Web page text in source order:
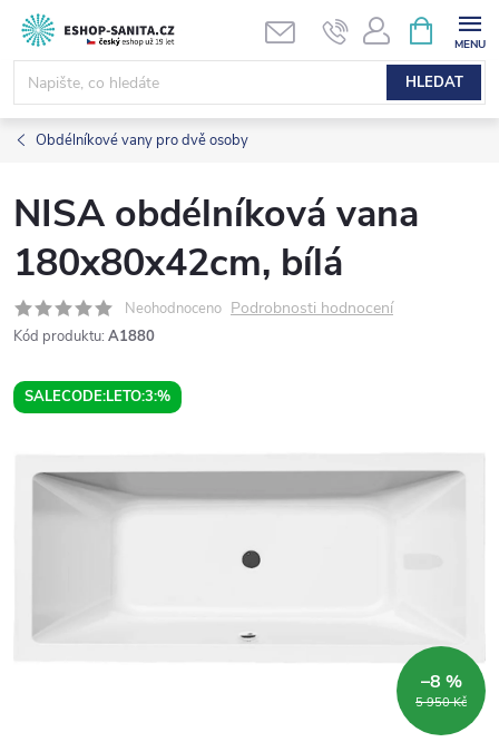
Přejít
obsah
HLEDAT
NÁKUPNÍ
KOŠÍK
Obdélníkové vany pro dvě osoby
NISA obdélníková vana
180x80x42cm, bílá
Neohodnoceno Podrobnosti hodnocení
Kód produktu: A1880
SALECODE:LETO:3:%
5 950 Kč
–8 %